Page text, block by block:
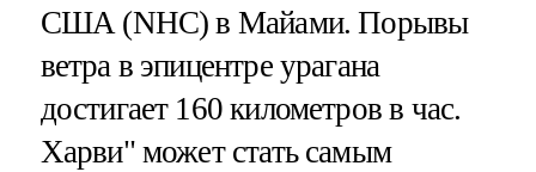
США (NHC) в Майами. Порывы
ветра в эпицентре урагана
достигает 160 километров в час.
Харви" может стать самым